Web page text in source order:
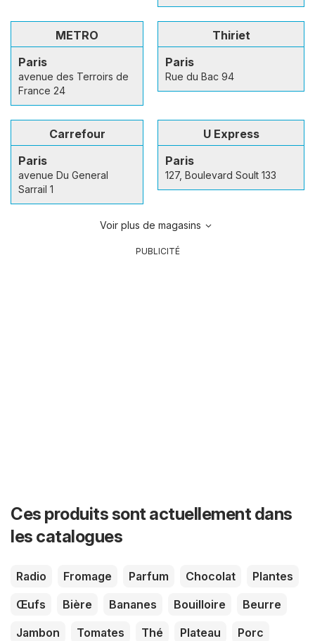
METRO
Paris
avenue des Terroirs de
France 24
Thiriet
Paris
Rue du Bac 94
Carrefour
Paris
avenue Du General
Sarrail 1
U Express
Paris
127, Boulevard Soult 133
Voir plus de magasins
PUBLICITÉ
Ces produits sont actuellement dans
les catalogues
Radio Fromage Parfum Chocolat
Plantes
Œufs
Bière Bananes Bouilloire
Beurre
Jambon
Tomates Thé Plateau
Porc